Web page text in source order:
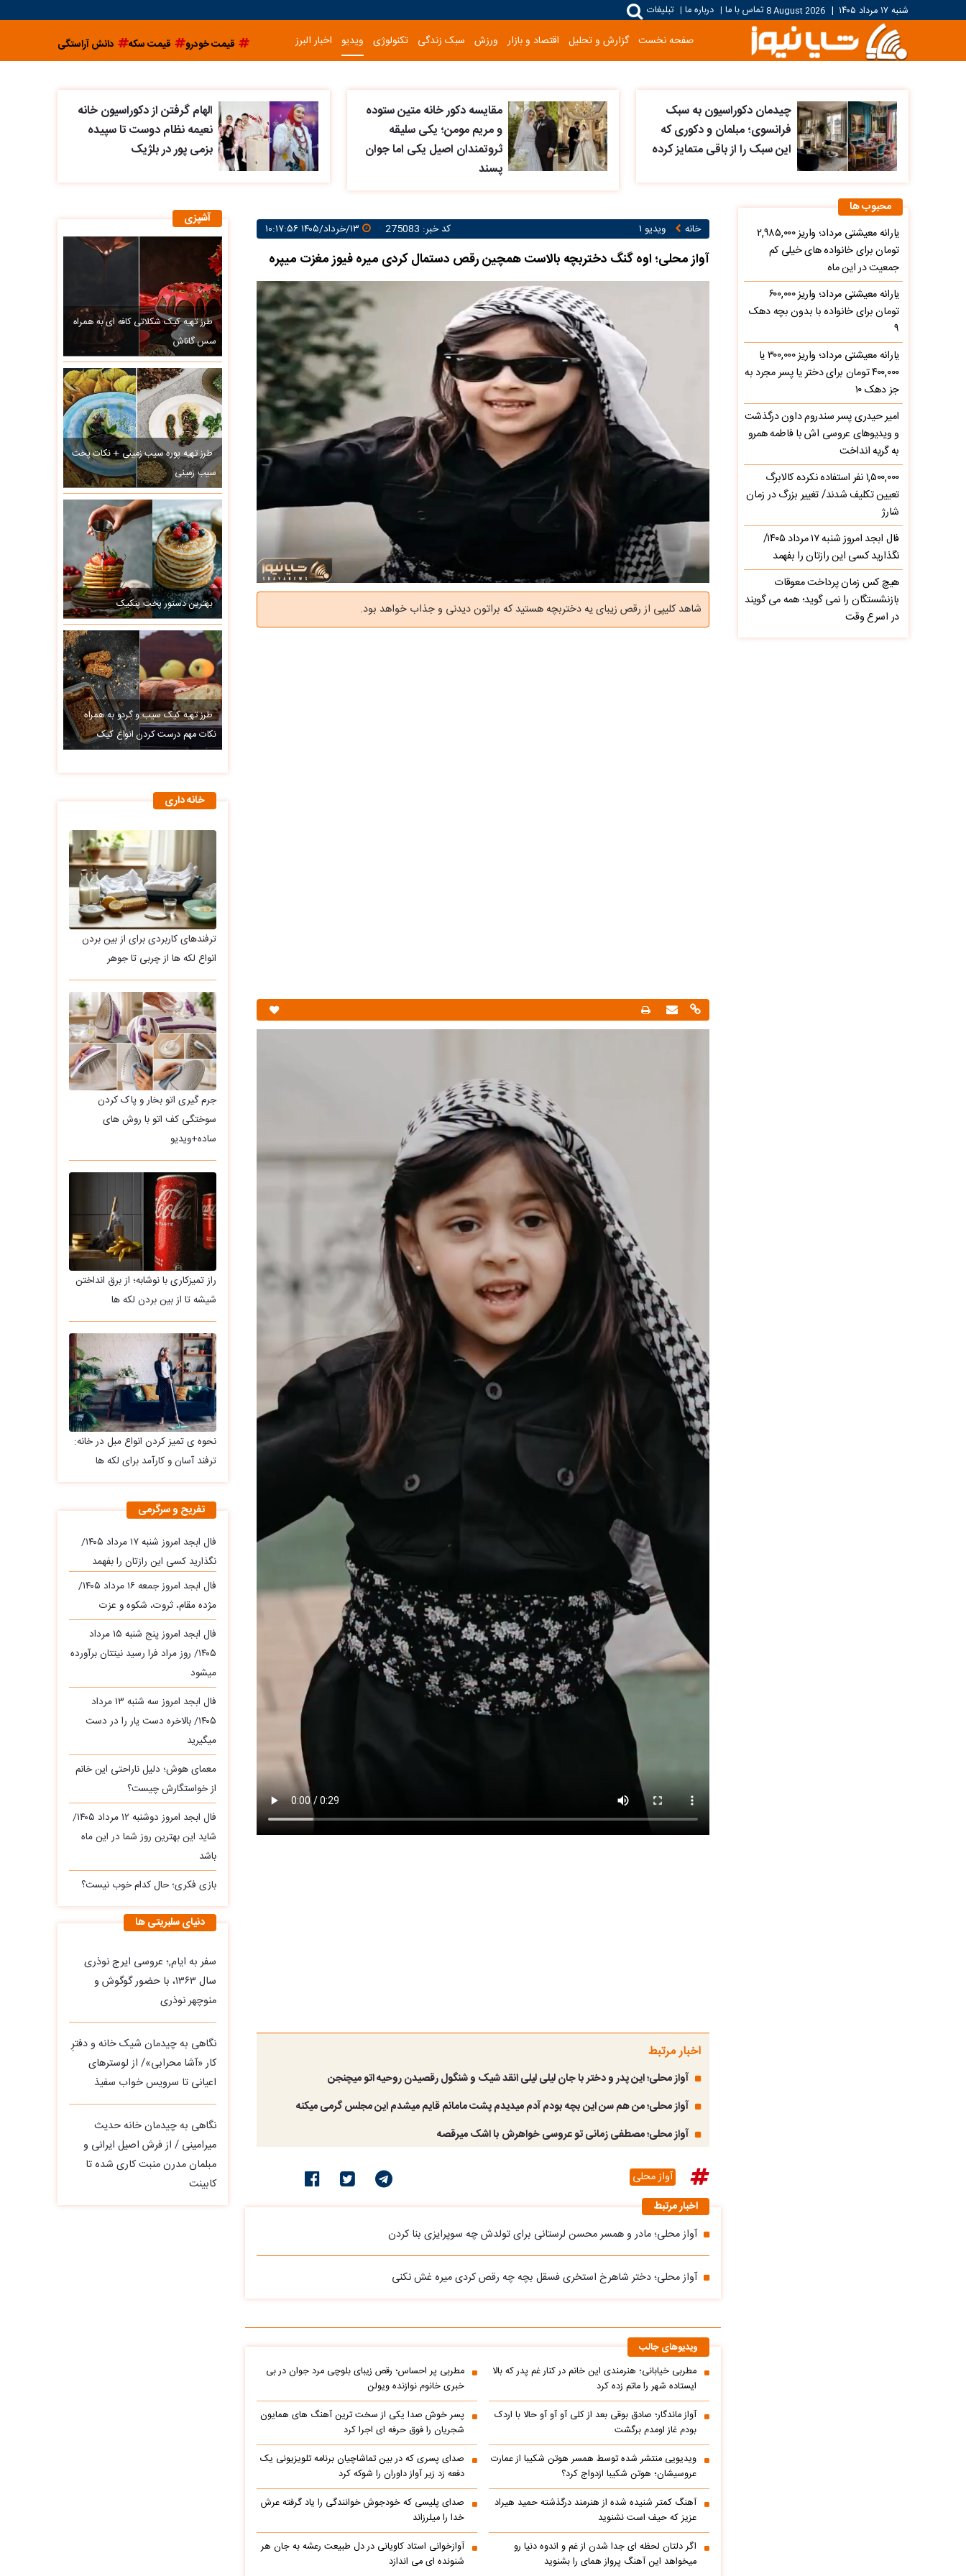
شنبه ۱۷ مرداد ۱۴۰۵ |
8 August 2026تماس با ما | درباره ما | تبلیغات
صفحه نخست گزارش و تحلیل اقتصاد و بازار ورزش سبک زندگی تکنولوژی ویدیو اخبار البرز قیمت خودرو قیمت سکه دانش آراستگی
چیدمان دکوراسیون به سبک
فرانسوی؛ مبلمان و دکوری که
این سبک را از باقی متمایز کرده
مقایسه دکور خانه متین ستوده
و مریم مومن؛ یکی سلیقه
ثروتمندان اصیل یکی اما جوان
پسند
الهام گرفتن از دکوراسیون خانه
نعیمه نظام دوست تا سپیده
بزمی پور در بلژیک
خانه ویدیو ۱ کد خبر: 275083
آواز محلی؛ اوه گنگ دختربچه بالاست همچین رقص دستمال کردی میره فیوز مغزت میپره
شاهد کلیپی از رقص زیبای یه دختربچه هستید که براتون دیدنی و جذاب خواهد بود.
اخبار مرتبط
آواز محلی؛ این پدر و دختر با جان لیلی لیلی انقد شیک و شنگول رقصیدن روحیه اتو میچنجن
آواز محلی؛ من هم سن این بچه بودم آدم میدیدم پشت مامانم قایم میشدم این مجلس گرمی میکنه
آواز محلی؛ مصطفی زمانی تو عروسی خواهرش با اشک میرقصه
آواز محلی
اخبار مرتبط
آواز محلی؛ مادر و همسر محسن لرستانی برای تولدش چه سوپرایزی بنا کردن
آواز محلی؛ دختر شاهرخ استخری فسقل بچه چه رقص کردی میره غش نکنی
ویدیوهای جالب
مطربی خیابانی؛ هنرمندی این خانم در کنار غم پدر که بالا
ایستاده شهر را ماتم زده کرد
مطربی پر احساس؛ رقص زیبای بلوچی مرد جوان در بی
خبری خانوم نوازنده ویولن
آواز ماندگار؛ صادق بوقی بعد از کلی آو آو آو حالا با اردک
بودم غاز اومدم برگشت
پسر خوش صدا یکی از سخت ترین آهنگ های همایون
شجریان را فوق حرفه ای اجرا کرد
ویدیویی منتشر شده توسط همسر هوتن شکیبا از عمارت
عروسیشان؛ هوتن شکیبا ازدواج کرد؟
صدای پسری که در بین تماشاچیان برنامه تلویزیونی یک
دفعه زد زیر آواز داوران را شوکه کرد
آهنگ کمتر شنیده شده از هنرمند درگذشته حمید هیراد
عزیز که حیف است نشنوید
صدای پلیسی که خودجوش خوانندگی را یاد گرفته عرش
خدا را میلرزاند
اگر دلتان لحظه ای جدا شدن از غم و اندوه دنیا رو
میخواهد این آهنگ پرواز همای را بشنوید
آوازخوانی استاد کاویانی در دل طبیعت رعشه به جان هر
شنونده ای می اندازد
آشپزی
طرز تهیه کیک شکلاتی کافه ای به همراه
سس گاناش
طرز تهیه پوره سیب زمینی + نکات پخت
سیب زمینی
بهترین دستور پخت پنکیک
طرز تهیه کیک سیب و گردو به همراه
نکات مهم درست کردن انواع کیک
خانه داری
ترفندهای کاربردی برای از بین بردن
انواع لکه ها از چربی تا جوهر
جرم گیری اتو بخار و پاک کردن
سوختگی کف اتو با روش های
ساده+ویدیو
راز تمیزکاری با نوشابه؛ از برق انداختن
شیشه تا از بین بردن لکه ها
نحوه ی تمیز کردن انواع مبل در خانه:
ترفند آسان و کارآمد برای لکه ها
تفریح و سرگرمی
فال ابجد امروز شنبه ۱۷ مرداد ۱۴۰۵/
نگذارید کسی این رازتان را بفهمد
فال ابجد امروز جمعه ۱۶ مرداد ۱۴۰۵/
مژده مقام، ثروت، شکوه و عزت
فال ابجد امروز پنج شنبه ۱۵ مرداد
۱۴۰۵/ روز مراد فرا رسید نیتتان برآورده
میشود
فال ابجد امروز سه‌ شنبه ۱۳ مرداد
۱۴۰۵/ بالاخره دست یار را در دست
میگیرید
معمای هوش؛ دلیل ناراحتی این خانم
از خواستگارش چیست؟
فال ابجد امروز دوشنبه ۱۲ مرداد ۱۴۰۵/
شاید این بهترین روز شما در این ماه
باشد
بازی فکری؛ حال کدام خوب نیست؟
دنیای سلبریتی ها
سفر به ایام,؛ عروسی ایرج نوذری
سال ۱۳۶۳، با حضور گوگوش و
منوچهر نوذری
نگاهی به چیدمان شیک خانه و دفترِ
کار «آشا محرابی»/ از لوسترهای
اعیانی تا سرویس خواب سفیذ
نگاهی به چیدمان خانه حدیث
میرامینی / از فرش اصیل ایرانی و
مبلمان مدرن منبت‌ کاری‌ شده تا
کابینت
محبوب ها
یارانه معیشتی مرداد؛ واریز ۲,۹۸۵,۰۰۰
تومان برای خانواده های خیلی کم
جمعیت در این ماه
یارانه معیشتی مرداد؛ واریز ۶۰۰,۰۰۰
تومان برای خانواده با بدون بچه دهک
۹
یارانه معیشتی مرداد؛ واریز ۳۰۰,۰۰۰ یا
۴۰۰,۰۰۰ تومان برای دختر یا پسر مجرد به
جز دهک ۱۰
امیر حیدری پسر سندروم داون درگذشت
و ویدیوهای عروسی اش با فاطمه همرو
به گریه انداخت
۱,۵۰۰,۰۰۰ نفر استفاده نکرده کالابرگ
تعیین تکلیف شدند/ تغییر بزرگ در زمان
شارژ
فال ابجد امروز شنبه ۱۷ مرداد ۱۴۰۵/
نگذارید کسی این رازتان را بفهمد
هیچ کس زمان پرداخت معوقات
بازنشستگان را نمی گوید؛ همه می گویند
در اسرع وقت